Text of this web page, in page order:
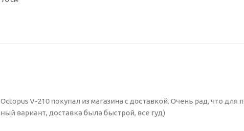
V-210 покупал из магазина с доставкой. Очень рад, что для
вариант, доставка была быстрой, все гуд)